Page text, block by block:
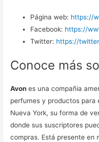
Página web: https://
Facebook: https://
Twitter: https://
Conoce más
Avones una compañia
perfumes y productos para
Nueva York, su forma de
donde sus suscriptores
compras. Está presente en